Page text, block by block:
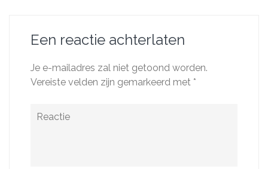
Een reactie achterlaten
Je e-mailadres zal niet getoond worden.
Vereiste velden zijn gemarkeerd met *
Reactie